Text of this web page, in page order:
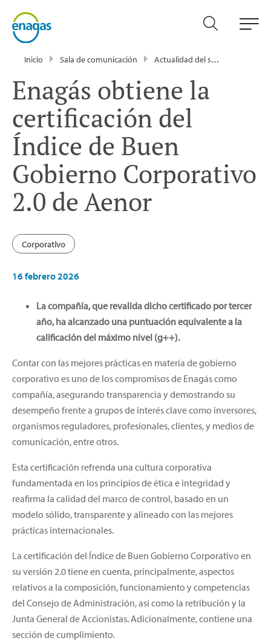
Inicio Sala de comunicación Actualidad del sector energético - Enagás
Enagás obtiene la
certificación del
Índice de Buen
Gobierno Corporativo
2.0 de Aenor
Corporativo
16 febrero 2026
La compañía, que revalida dicho certificado por tercer
año, ha alcanzado una puntuación equivalente a la
calificación del máximo nivel (g++).
Contar con las mejores prácticas en materia de gobierno
corporativo es uno de los compromisos de Enagás como
compañía, asegurando transparencia y demostrando su
desempeño frente a grupos de interés clave como inversores,
organismos reguladores, profesionales, clientes, y medios de
comunicación, entre otros.
Esta certificación refrenda una cultura corporativa
fundamentada en los principios de ética e integridad y
reafirma la calidad del marco de control, basado en un
modelo sólido, transparente y alineado con las mejores
prácticas internacionales.
La certificación del Índice de Buen Gobierno Corporativo en
su versión 2.0 tiene en cuenta, principalmente, aspectos
relativos a la composición, funcionamiento y competencias
del Consejo de Administración, así como la retribución y la
Junta General de Accionistas. Adicionalmente, contiene una
sección de cumplimiento.